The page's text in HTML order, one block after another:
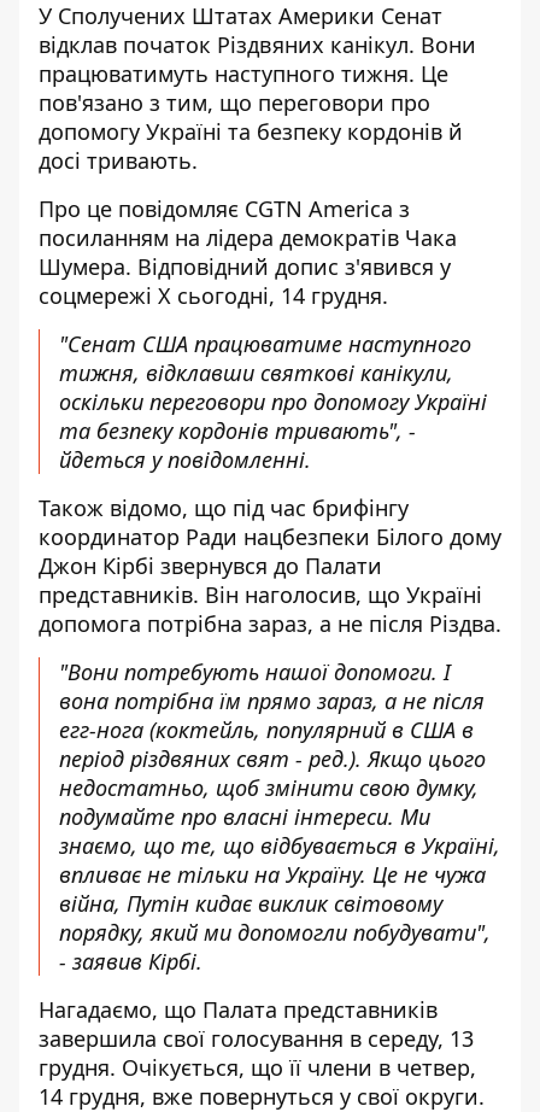
У Сполучених Штатах Америки Сенат
відклав початок Різдвяних канікул. Вони
працюватимуть наступного тижня. Це
пов'язано з тим, що переговори про
допомогу Україні та безпеку кордонів й
досі тривають.
Про це повідомляє CGTN America з
посиланням на лідера демократів Чака
Шумера. Відповідний допис з'явився у
соцмережі Х сьогодні, 14 грудня.
"Сенат США працюватиме наступного
тижня, відклавши святкові канікули,
оскільки переговори про допомогу Україні
та безпеку кордонів тривають", -
йдеться у повідомленні.
Також відомо, що під час брифінгу
координатор Ради нацбезпеки Білого дому
Джон Кірбі звернувся до Палати
представників. Він наголосив, що Україні
допомога потрібна зараз, а не після Різдва.
"Вони потребують нашої допомоги. І
вона потрібна їм прямо зараз, а не після
егг-нога (коктейль, популярний в США в
період різдвяних свят - ред.). Якщо цього
недостатньо, щоб змінити свою думку,
подумайте про власні інтереси. Ми
знаємо, що те, що відбувається в Україні,
впливає не тільки на Україну. Це не чужа
війна, Путін кидає виклик світовому
порядку, який ми допомогли побудувати",
- заявив Кірбі.
Нагадаємо, що Палата представників
завершила свої голосування в середу, 13
грудня. Очікується, що її члени в четвер,
14 грудня, вже повернуться у свої округи.